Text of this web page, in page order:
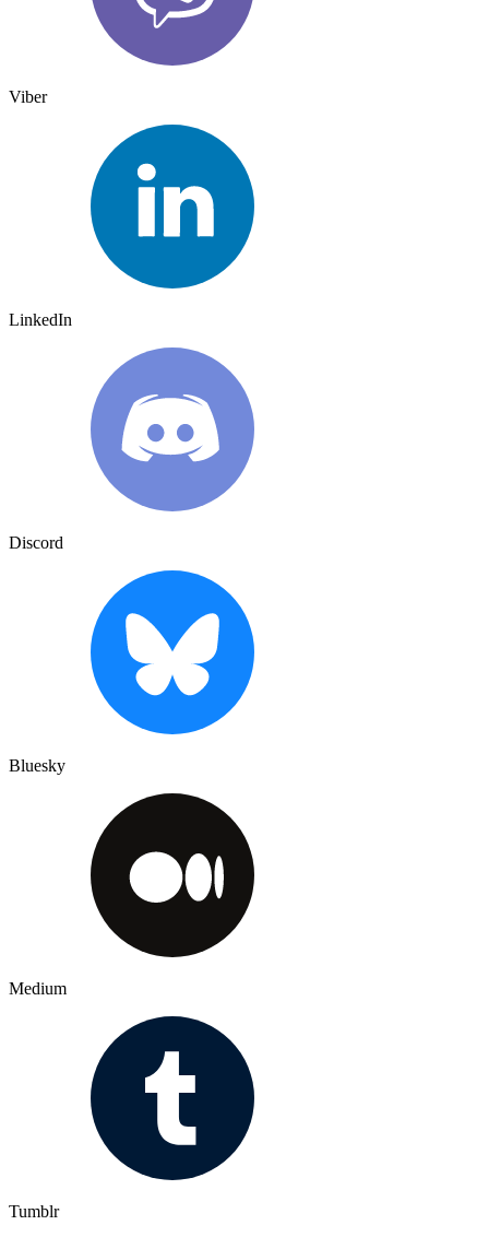
Viber
LinkedIn
Discord
Bluesky
Medium
Tumblr